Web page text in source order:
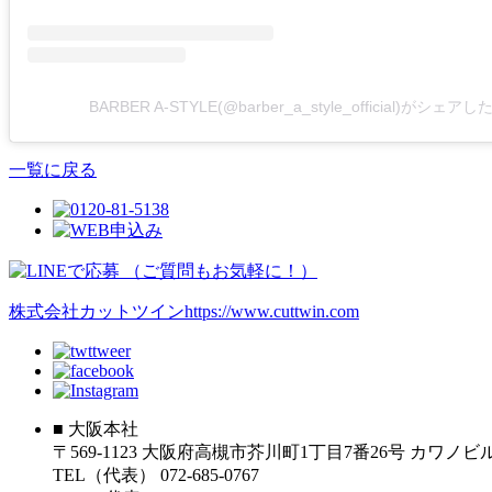
BARBER A-STYLE(@barber_a_style_official)がシェアし
一覧に戻る
株式会社カットツインhttps://www.cuttwin.com
■ 大阪本社
〒569-1123 大阪府高槻市芥川町1丁目7番26号 カワノビ
TEL（代表） 072-685-0767